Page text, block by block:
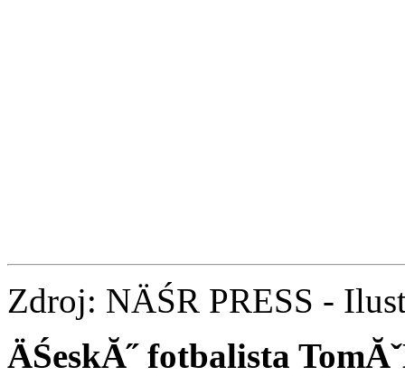
Zdroj: NÄŚR PRESS -
ÄŚeskĂ˝ fotbalista